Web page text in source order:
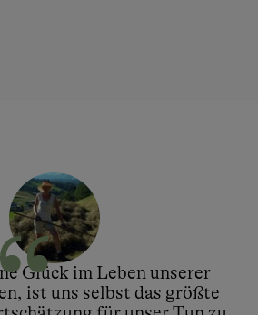
Glück im Leben unserer
ist uns selbst das größte